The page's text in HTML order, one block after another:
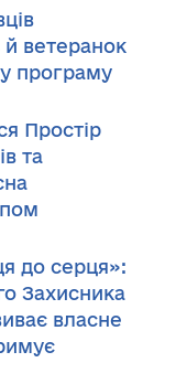
й ветеранок
програму
Простір
та
до серця»:
Захисника
власне